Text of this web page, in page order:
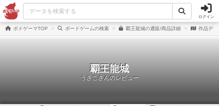
ログイン
ボドゲーマTOP ボードゲームの検索 覇王龍城の通販/商品詳細 作品デー
覇王龍城
うさこさんのレビュー